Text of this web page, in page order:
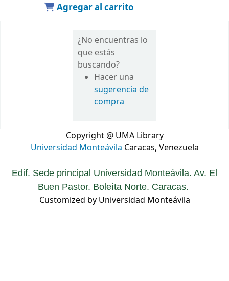
Agregar al carrito
¿No encuentras lo
que estás
buscando?
Hacer una
sugerencia de
compra
Copyright @ UMA Library
Universidad Monteávila Caracas, Venezuela
Edif. Sede principal Universidad Monteávila. Av. El
Buen Pastor. Boleíta Norte. Caracas.
Customized by Universidad Monteávila